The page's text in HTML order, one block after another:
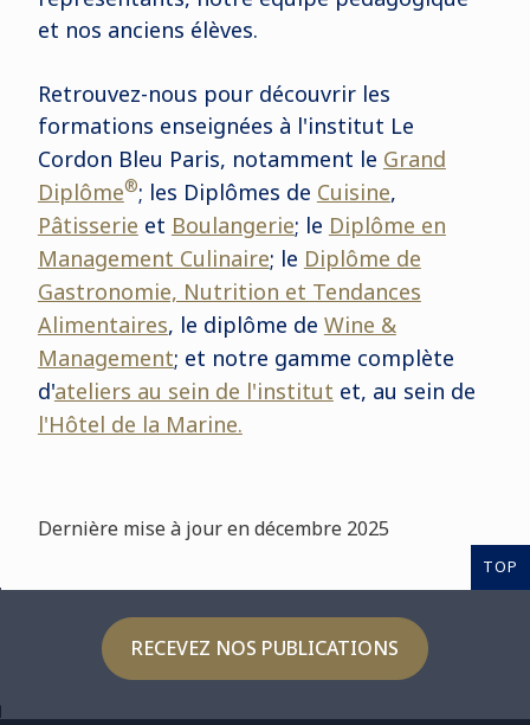
et nos anciens élèves.
Retrouvez-nous pour découvrir les
formations enseignées à l'institut Le
Cordon Bleu Paris, notamment le Grand
Diplôme®; les Diplômes de Cuisine,
Pâtisserie et Boulangerie; le Diplôme en
Management Culinaire; le Diplôme de
Gastronomie, Nutrition et Tendances
Alimentaires, le diplôme de Wine &
Management; et notre gamme complète
d'ateliers au sein de l'institut et, au sein de
l'Hôtel de la Marine.
Dernière mise à jour en décembre 2025
TOP
RECEVEZ NOS PUBLICATIONS